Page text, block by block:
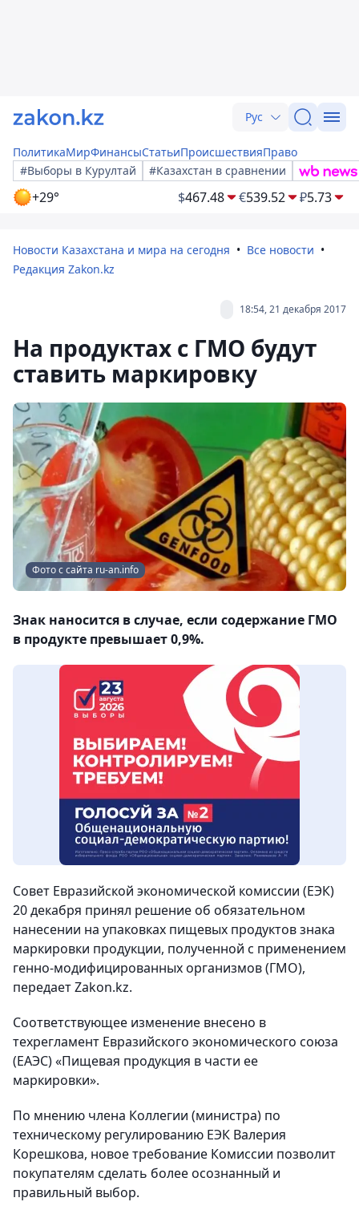
Рус
ПолитикаМирФинансыСтатьиПроисшествияПраво
#Выборы в Курултай
#Казахстан в сравнении
+29° $467.48 €539.52 ₽5.73
Новости Казахстана и мира на сегодня
Все новости
Редакция Zakon.kz
18:54, 21 декабря 2017
На продуктах с ГМО будут
ставить маркировку
Фото с сайта ru-an.info
Знак наносится в случае, если содержание ГМО
в продукте превышает 0,9%.
Совет Евразийской экономической комиссии (ЕЭК)
20 декабря принял решение об обязательном
нанесении на упаковках пищевых продуктов знака
маркировки продукции, полученной с применением
генно-модифицированных организмов (ГМО),
передает Zakon.kz.
Соответствующее изменение внесено в
техрегламент Евразийского экономического союза
(ЕАЭС) «Пищевая продукция в части ее
маркировки».
По мнению члена Коллегии (министра) по
техническому регулированию ЕЭК Валерия
Корешкова, новое требование Комиссии позволит
покупателям сделать более осознанный и
правильный выбор.